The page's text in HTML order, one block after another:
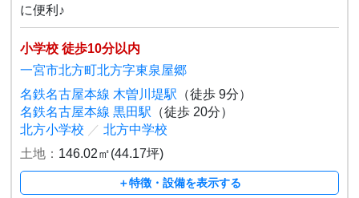
に便利♪
小学校 徒歩10分以内
一宮市北方町北方字東泉屋郷
名鉄名古屋本線 木曽川堤駅 （徒歩 9分）
名鉄名古屋本線 黒田駅 （徒歩 20分）
北方小学校 ／ 北方中学校
土地： 146.02㎡(44.17坪)
＋特徴・設備を表示する